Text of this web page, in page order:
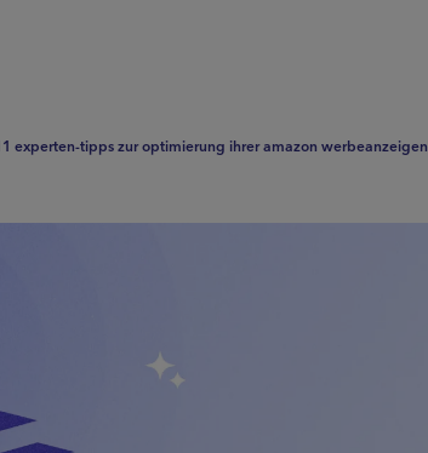
experten-tipps zur optimierung ihrer amazon werbeanzeigen